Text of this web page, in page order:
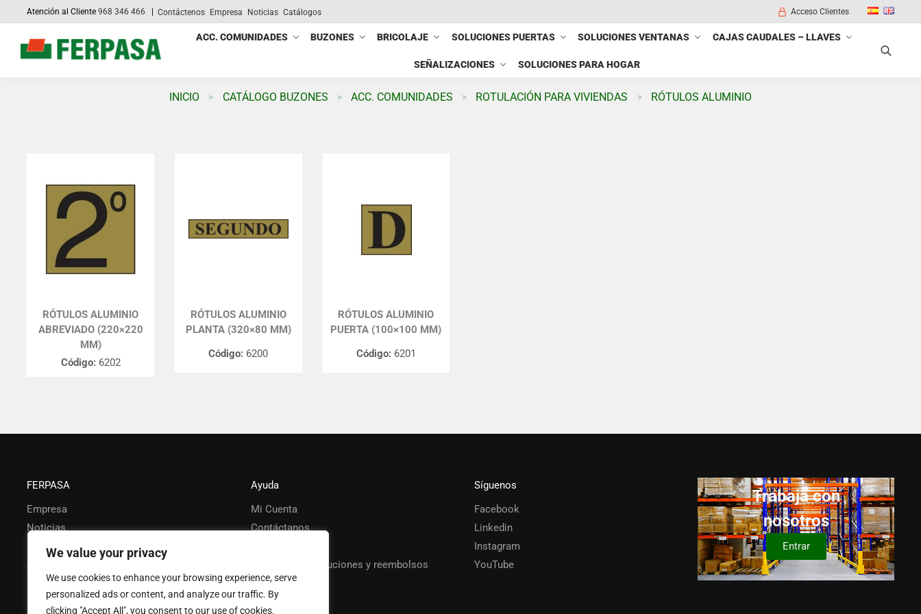
We value your privacy
We use cookies to enhance your browsing experience, serve
personalized ads or content, and analyze our traffic. By
clicking "Accept All", you consent to our use of cookies.
Atención al Cliente968 346 466 Contáctenos Empresa Noticias Catálogos Acceso Clientes
ACC. COMUNIDADES BUZONES BRICOLAJE SOLUCIONES PUERTAS SOLUCIONES VENTANAS CAJAS CAUDALES – LLAVES
SEÑALIZACIONES SOLUCIONES PARA HOGAR
Search
INICIO > CATÁLOGO BUZONES > ACC. COMUNIDADES > ROTULACIÓN PARA VIVIENDAS > RÓTULOS ALUMINIO
RÓTULOS ALUMINIO
ABREVIADO (220×220
MM)
Código: 6202
RÓTULOS ALUMINIO
PLANTA (320×80 MM)
Código: 6200
RÓTULOS ALUMINIO
PUERTA (100×100 MM)
Código: 6201
FERPASA
Empresa
Noticias
Política de privacidad
Aviso legal
Ayuda
Mi Cuenta
Contáctanos
Política de devoluciones y reembolsos
Síguenos
Facebook
Linkedin
Instagram
YouTube
Trabaja con
nosotros
Entrar